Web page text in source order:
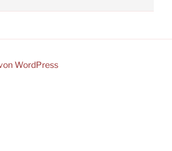
WordPress